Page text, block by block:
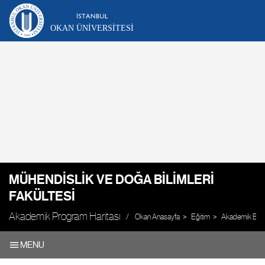
OKAN ÜNIVERSITESI
MÜHENDISLIK VE DOĞA BILIMLERI
FAKÜLTESI
Akademik Program Haritası Okan Anasayfa Eğitim Akademik
MENU